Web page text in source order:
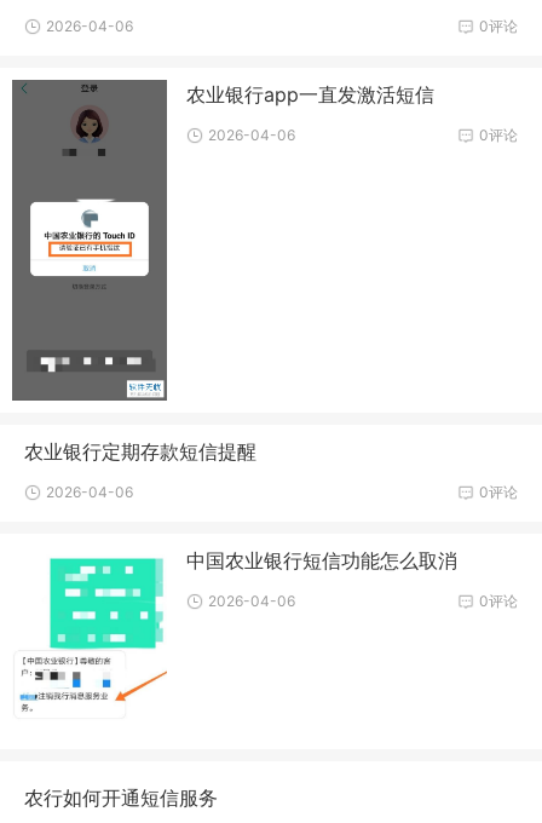
0评论
2026-04-06
农业银行app一直发激活短信
0评论
2026-04-06
农业银行定期存款短信提醒
0评论
2026-04-06
中国农业银行短信功能怎么取消
0评论
2026-04-06
农行如何开通短信服务